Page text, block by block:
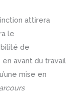
attirera
le
de
en avant du travail
mise en